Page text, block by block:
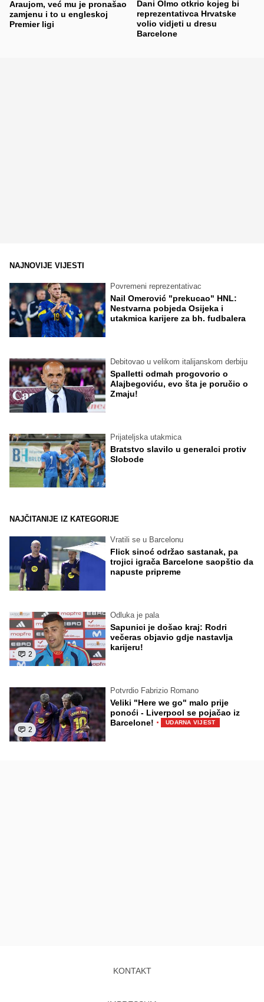
Araujom, već mu je pronašao
zamjenu i to u engleskoj
Premier ligi
Dani Olmo otkrio kojeg bi
reprezentativca Hrvatske
volio vidjeti u dresu
Barcelone
NAJNOVIJE VIJESTI
Povremeni reprezentativac
Nail Omerović "prekucao" HNL:
Nestvarna pobjeda Osijeka i
utakmica karijere za bh. fudbalera
Debitovao u velikom italijanskom derbiju
Spalletti odmah progovorio o
Alajbegoviću, evo šta je poručio o
Zmaju!
Prijateljska utakmica
Bratstvo slavilo u generalci protiv
Slobode
NAJČITANIJE IZ KATEGORIJE
Vratili se u Barcelonu
Flick sinoć održao sastanak, pa
trojici igrača Barcelone saopštio da
napuste pripreme
2
Odluka je pala
Sapunici je došao kraj: Rodri
večeras objavio gdje nastavlja
karijeru!
2
Potvrdio Fabrizio Romano
Veliki "Here we go" malo prije
ponoći - Liverpool se pojačao iz
Barcelone! · UDARNA VIJEST
KONTAKT